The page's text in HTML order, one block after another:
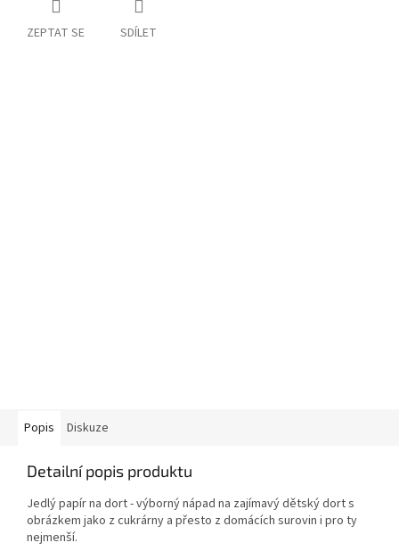
ZEPTAT SE SDÍLET
Popis Diskuze
Detailní popis produktu
Jedlý papír na dort - výborný nápad na zajímavý dětský dort s
obrázkem jako z cukrárny a přesto z domácích surovin i pro ty
nejmenší.